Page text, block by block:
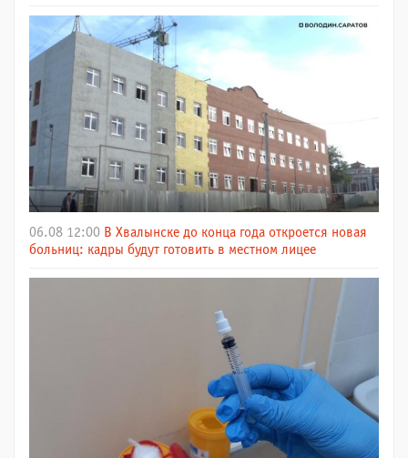
06.08 12:00 В Хвалынске до конца года откроется новая
больниц: кадры будут готовить в местном лицее